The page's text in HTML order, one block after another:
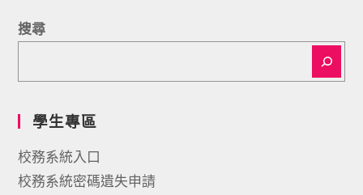
搜尋
學生專區
校務系統入口
校務系統密碼遺失申請